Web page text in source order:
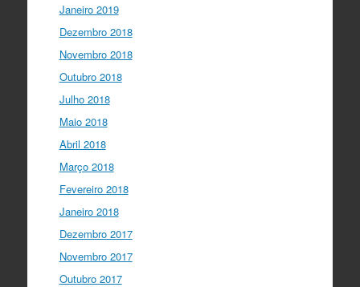
Janeiro 2019
Dezembro 2018
Novembro 2018
Outubro 2018
Julho 2018
Maio 2018
Abril 2018
Março 2018
Fevereiro 2018
Janeiro 2018
Dezembro 2017
Novembro 2017
Outubro 2017